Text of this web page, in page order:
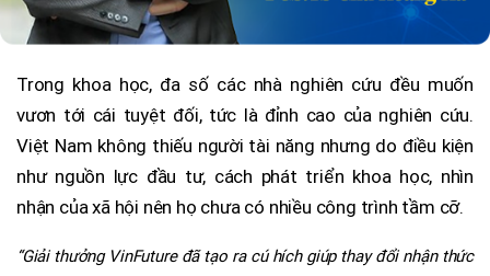
Trong khoa học, đa số các nhà nghiên cứu đều muốn
vươn tới cái tuyệt đối, tức là đỉnh cao của nghiên cứu.
Việt Nam không thiếu người tài năng nhưng do điều kiện
như nguồn lực đầu tư, cách phát triển khoa học, nhìn
nhận của xã hội nên họ chưa có nhiều công trình tầm cỡ.
“Giải thưởng VinFuture đã tạo ra cú hích giúp thay đổi nhận thức